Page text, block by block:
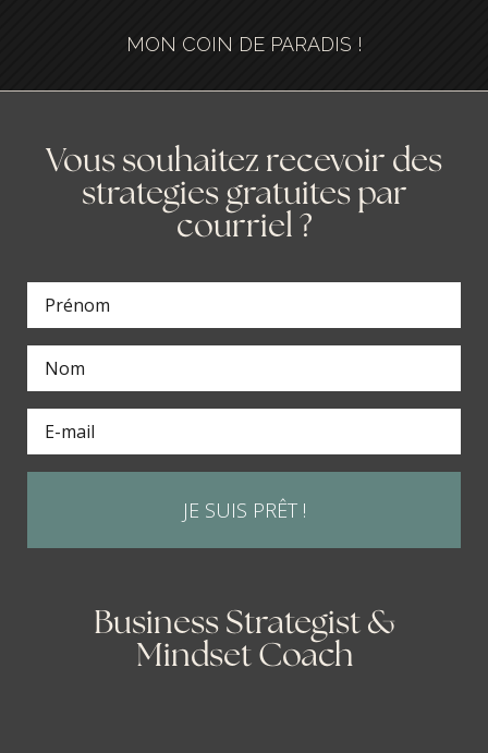
MON COIN DE PARADIS !
Vous souhaitez recevoir des
strategies gratuites par
courriel ?
JE SUIS PRÊT !
Business Strategist &
Mindset Coach